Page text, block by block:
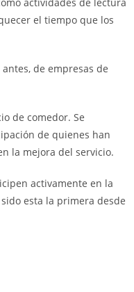
el tiempo que los
de empresas de
de comedor. Se
de quienes han
la mejora del servicio.
activamente en la
esta la primera desde